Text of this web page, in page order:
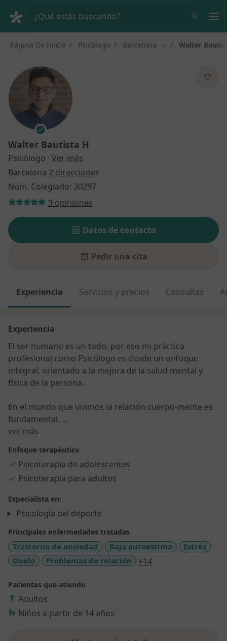
¿Qué estás buscando?
Página De Inicio Psicólogo Barcelona Cambiar de ciudad
Walter
Walter Bautista H
Psicólogo · Ver más
Barcelona 2 direcciones
Núm. Colegiado: 30297
9 opiniones
Datos de contacto
Pedir una cita
Experiencia Servicios y precios Consultas
Experiencia
El ser humano es un todo, por eso mi práctica
profesional como Psicólogo es desde un enfoque
integral, orientado a la mejora de la salud mental y
física de la persona.
En el mundo que vivimos la relación cuerpo-mente es
fundamental.
Trabajo desde el enfoque de promover hábitos de vida
saludable, con el objetivo de optimizar el bienestar
global de las personas.
biopsicosocial.
- Coherencia y adaptación evolutiva del ser humano en
su contexto.
Promoción de una vida plena y saludable, sin
dependencia de fármacos innecesarios.
Psicología y Salud.
ver más
Enfoque terapéutico
Psicoterapia de adolescentes
Psicoterapia para adultos
Especialista en:
Psicología del deporte
Principales enfermedades tratadas
Trastorno de ansiedad Baja autoestima
Estrés
Duelo
Problemas de relación +14
Pacientes que atiendo
Adultos
Niños a partir de 14 años